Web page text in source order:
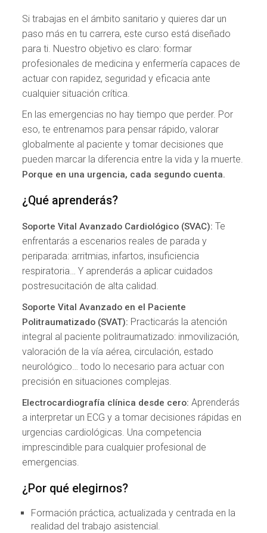
Si trabajas en el ámbito sanitario y quieres dar un
paso más en tu carrera, este curso está diseñado
para ti. Nuestro objetivo es claro: formar
profesionales de medicina y enfermería capaces de
actuar con rapidez, seguridad y eficacia ante
cualquier situación crítica.
En las emergencias no hay tiempo que perder. Por
eso, te entrenamos para pensar rápido, valorar
globalmente al paciente y tomar decisiones que
pueden marcar la diferencia entre la vida y la muerte.
Porque en una urgencia, cada segundo cuenta.
¿Qué aprenderás?
Soporte Vital Avanzado Cardiológico (SVAC):Te
enfrentarás a escenarios reales de parada y
periparada: arritmias, infartos, insuficiencia
respiratoria… Y aprenderás a aplicar cuidados
postresucitación de alta calidad.
Soporte Vital Avanzado en el Paciente
Politraumatizado (SVAT): Practicarás la atención
integral al paciente politraumatizado: inmovilización,
valoración de la vía aérea, circulación, estado
neurológico… todo lo necesario para actuar con
precisión en situaciones complejas.
Electrocardiografía clínica desde cero:Aprenderás
a interpretar un ECG y a tomar decisiones rápidas en
urgencias cardiológicas. Una competencia
imprescindible para cualquier profesional de
emergencias.
¿Por qué elegirnos?
Formación práctica, actualizada y centrada en la
realidad del trabajo asistencial.